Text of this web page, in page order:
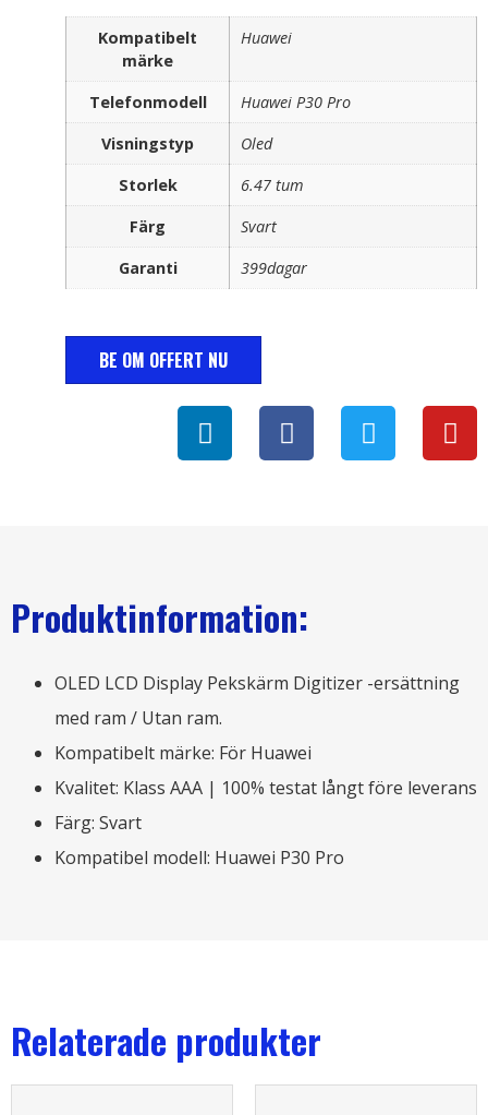
Kompatibelt
märke
Huawei
Telefonmodell
Huawei P30 Pro
Visningstyp
Oled
Storlek
6.47 tum
Färg
Svart
Garanti
399dagar
BE OM OFFERT NU
Produktinformation:
OLED LCD Display Pekskärm Digitizer -ersättning
med ram / Utan ram.
Kompatibelt märke: För Huawei
Kvalitet: Klass AAA | 100% testat långt före leverans
Färg: Svart
Kompatibel modell: Huawei P30 Pro
Relaterade produkter